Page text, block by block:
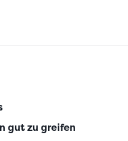
gut zu greifen